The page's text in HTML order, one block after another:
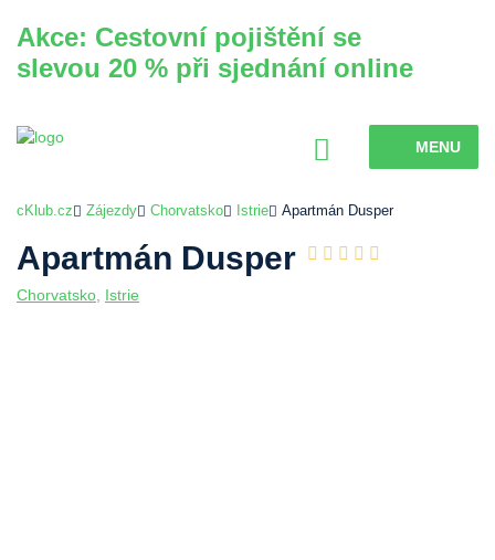
Akce: Cestovní pojištění se
slevou 20 % při sjednání online
MENU
cKlub.cz Zájezdy Chorvatsko Istrie Apartmán Dusper
Apartmán Dusper
Chorvatsko Istrie